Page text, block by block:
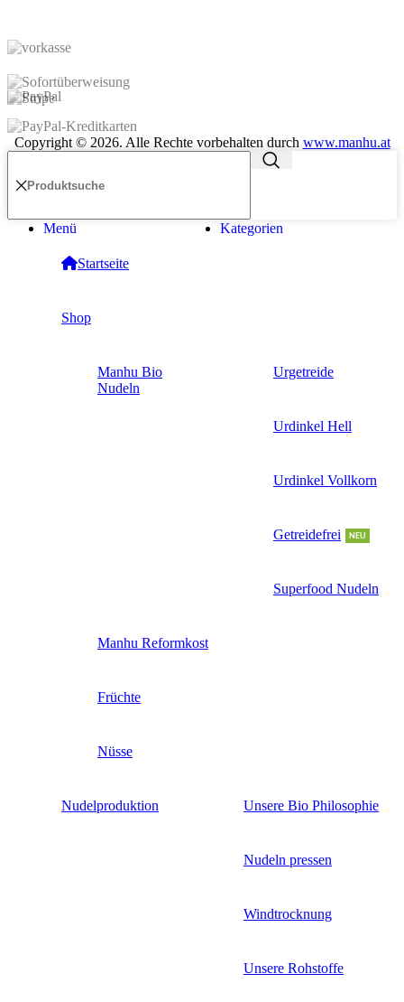
Copyright © 2026. Alle Rechte vorbehalten durch www.manhu.at
Menü Kategorien
Startseite
Shop
Manhu Bio
Nudeln
Urgetreide
Urdinkel Hell
Urdinkel Vollkorn
Getreidefrei NEU
Superfood Nudeln
Manhu Reformkost
Früchte
Nüsse
Nudelproduktion Unsere Bio Philosophie
Nudeln pressen
Windtrocknung
Unsere Rohstoffe